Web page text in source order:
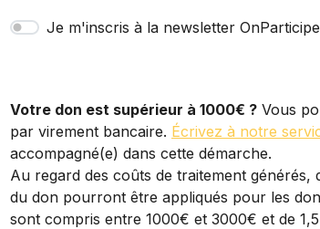
Je m'inscris à la newsletter
Votre don est supérieur à 1000€ ? Vous
par virement bancaire. Écrivez à notre
accompagné(e) dans cette démarche.
Au regard des coûts de traitement générés,
du don pourront être appliqués pour les
sont compris entre 1000€ et 3000€ et de